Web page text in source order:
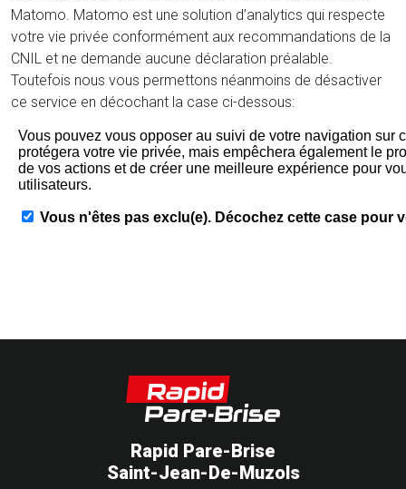
Matomo. Matomo est une solution d’analytics qui respecte
votre vie privée conformément aux recommandations de la
CNIL et ne demande aucune déclaration préalable.
Toutefois nous vous permettons néanmoins de désactiver
ce service en décochant la case ci-dessous:
Rapid Pare-Brise
Saint-Jean-De-Muzols